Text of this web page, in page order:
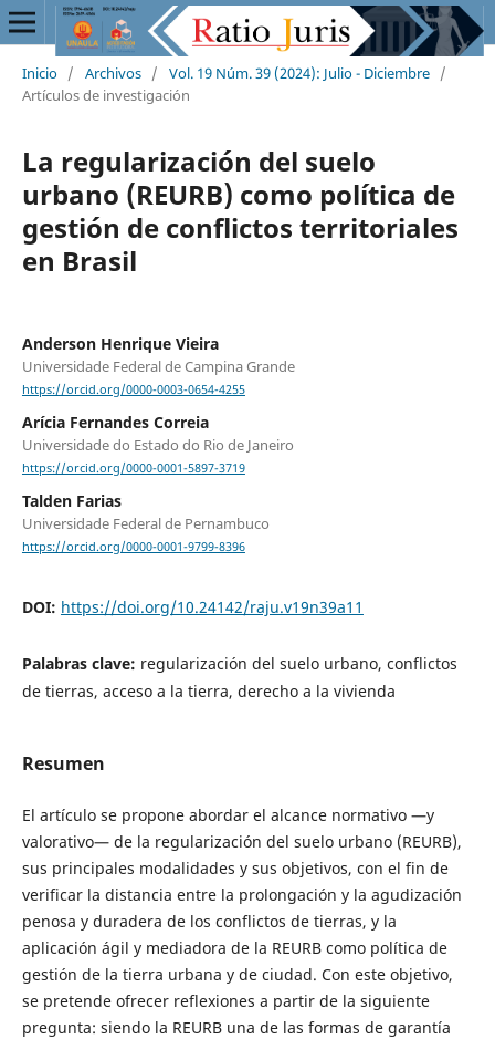
Inicio / Archivos / Vol. 19 Núm. 39 (2024): Julio - Diciembre /
Artículos de investigación
La regularización del suelo
urbano (REURB) como política de
gestión de conflictos territoriales
en Brasil
Anderson Henrique Vieira
Universidade Federal de Campina Grande
https://orcid.org/0000-0003-0654-4255
Arícia Fernandes Correia
Universidade do Estado do Rio de Janeiro
https://orcid.org/0000-0001-5897-3719
Talden Farias
Universidade Federal de Pernambuco
https://orcid.org/0000-0001-9799-8396
DOI: https://doi.org/10.24142/raju.v19n39a11
Palabras clave: regularización del suelo urbano, conflictos
de tierras, acceso a la tierra, derecho a la vivienda
Resumen
El artículo se propone abordar el alcance normativo —y
valorativo— de la regularización del suelo urbano (REURB),
sus principales modalidades y sus objetivos, con el fin de
verificar la distancia entre la prolongación y la agudización
penosa y duradera de los conflictos de tierras, y la
aplicación ágil y mediadora de la REURB como política de
gestión de la tierra urbana y de ciudad. Con este objetivo,
se pretende ofrecer reflexiones a partir de la siguiente
pregunta: siendo la REURB una de las formas de garantía